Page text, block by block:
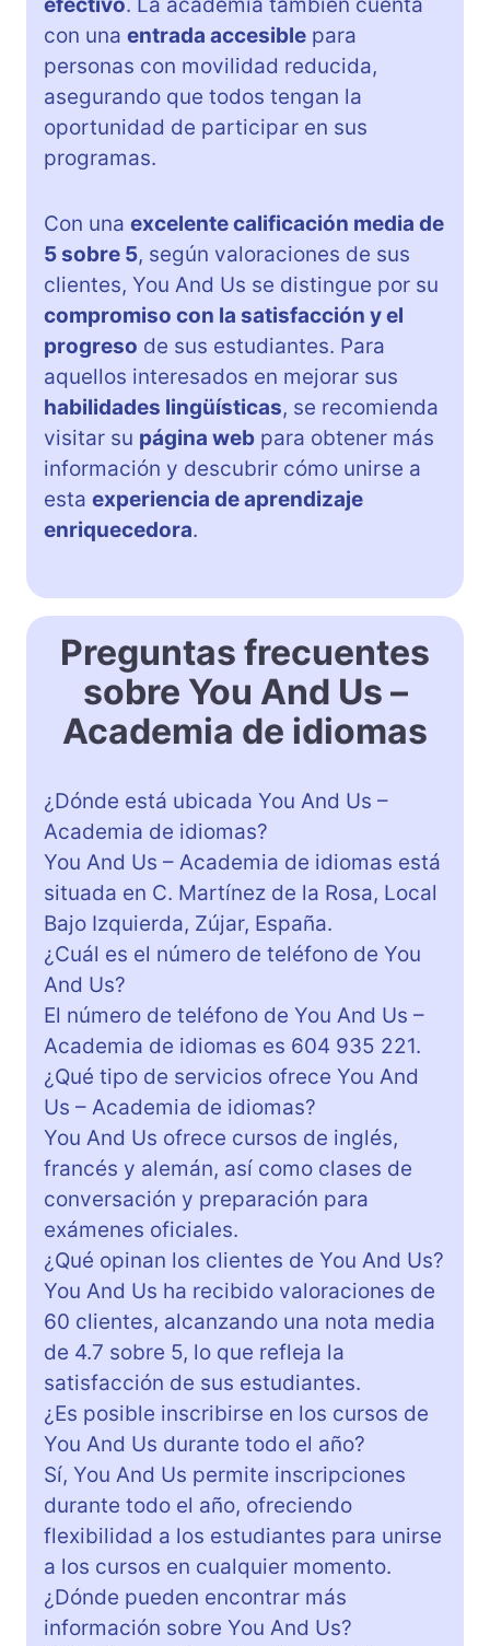
con una entrada accesible para
personas con movilidad reducida,
asegurando que todos tengan la
oportunidad de participar en sus
programas.
Con una excelente calificación media de
5 sobre 5, según valoraciones de sus
clientes, You And Us se distingue por su
compromiso con la satisfacción y el
progreso de sus estudiantes. Para
aquellos interesados en mejorar sus
habilidades lingüísticas, se recomienda
visitar su página web para obtener más
información y descubrir cómo unirse a
esta experiencia de aprendizaje
enriquecedora.
Preguntas frecuentes
sobre You And Us –
Academia de idiomas
¿Dónde está ubicada You And Us –
Academia de idiomas?
You And Us – Academia de idiomas está
situada en C. Martínez de la Rosa, Local
Bajo Izquierda, Zújar, España.
¿Cuál es el número de teléfono de You
And Us?
El número de teléfono de You And Us –
Academia de idiomas es 604 935 221.
¿Qué tipo de servicios ofrece You And
Us – Academia de idiomas?
You And Us ofrece cursos de inglés,
francés y alemán, así como clases de
conversación y preparación para
exámenes oficiales.
¿Qué opinan los clientes de You And Us?
You And Us ha recibido valoraciones de
60 clientes, alcanzando una nota media
de 4.7 sobre 5, lo que refleja la
satisfacción de sus estudiantes.
¿Es posible inscribirse en los cursos de
You And Us durante todo el año?
Sí, You And Us permite inscripciones
durante todo el año, ofreciendo
flexibilidad a los estudiantes para unirse
a los cursos en cualquier momento.
¿Dónde pueden encontrar más
información sobre You And Us?